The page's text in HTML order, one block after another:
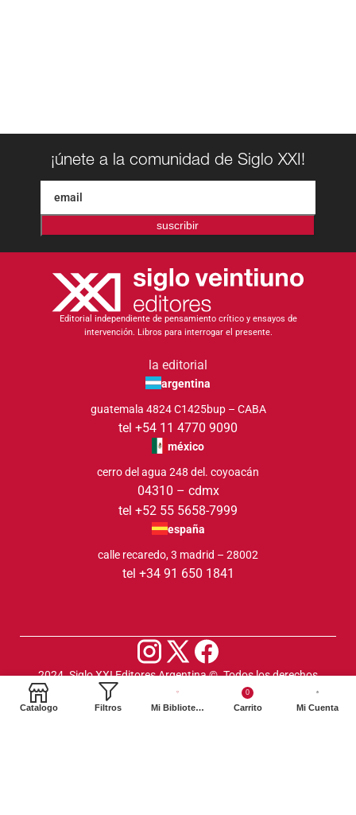
¡únete a la comunidad de Siglo XXI!
suscribir
Editorial independiente de pensamiento crítico y ensayos de
intervención. Libros para interrogar el presente.
la editorial
argentina
guatemala 4824 C1425bup – CABA
tel +54 11 4770 9090
méxico
cerro del agua 248 del. coyoacán
04310 – cdmx
tel +52 55 5658-7999
españa
calle recaredo, 3 madrid – 28002
tel +34 91 650 1841
2024. Siglo XXI Editores Argentina ©️. Todos los derechos
reservados
Catalogo Filtros Mi Biblioteca
0
Carrito Mi Cuenta